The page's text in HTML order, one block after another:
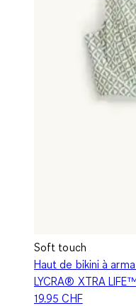
Soft touch
Haut de bikini à
LYCRA® XTRA
19.95 CHF